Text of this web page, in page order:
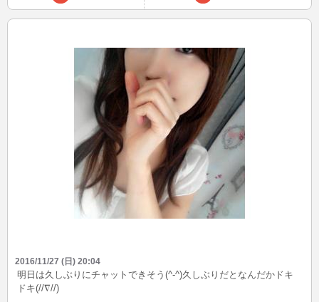
2016/11/27 (日) 20:04
明日は久しぶりにチャットできそう(^-^)久しぶりだとなんだかドキ
ドキ(//∇//)